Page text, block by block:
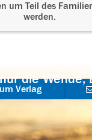
um Teil des
werden.
die Wende,
Verlag